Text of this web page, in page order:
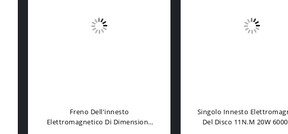
Freno Dell'innesto
Elettromagnetico Di Dimensione
Singolo Innesto
Del Disco 11N.M 20W